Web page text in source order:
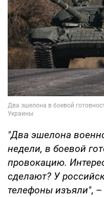
"Два эшелона
недели, в боевой
провокацию.
сделают? У
телефоны изъяли",